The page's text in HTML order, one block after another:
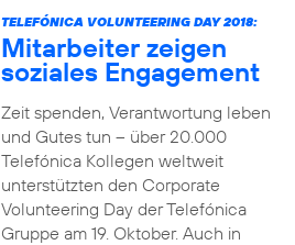
TELEFÓNICA VOLUNTEERING DAY 2018:
Mitarbeiter zeigen
soziales Engagement
Zeit spenden, Verantwortung leben
und Gutes tun – über 20.000
Telefónica Kollegen weltweit
unterstützten den Corporate
Volunteering Day der Telefónica
Gruppe am 19. Oktober. Auch in